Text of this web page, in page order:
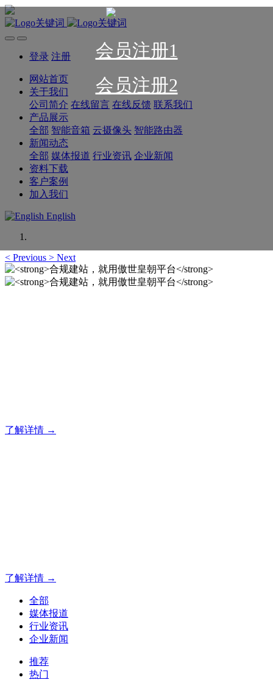
会员注册1
会员注册2
登录 注册
网站首页
关于我们
公司简介 在线留言 在线反馈 联系我们
产品展示
全部 智能音箱 云摄像头 智能路由器
新闻动态
全部 媒体报道 行业资讯 企业新闻
资料下载
客户案例
加入我们
English
< Previous > Next
了解详情 →
了解详情 →
全部
媒体报道
行业资讯
企业新闻
推荐
热门